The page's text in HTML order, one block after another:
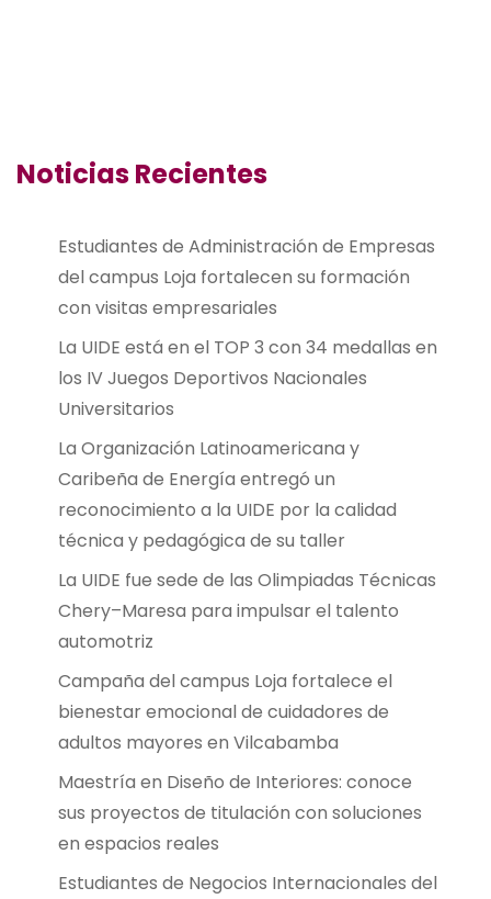
Noticias Recientes
Estudiantes de Administración de Empresas
del campus Loja fortalecen su formación
con visitas empresariales
La UIDE está en el TOP 3 con 34 medallas en
los IV Juegos Deportivos Nacionales
Universitarios
La Organización Latinoamericana y
Caribeña de Energía entregó un
reconocimiento a la UIDE por la calidad
técnica y pedagógica de su taller
La UIDE fue sede de las Olimpiadas Técnicas
Chery–Maresa para impulsar el talento
automotriz
Campaña del campus Loja fortalece el
bienestar emocional de cuidadores de
adultos mayores en Vilcabamba
Maestría en Diseño de Interiores: conoce
sus proyectos de titulación con soluciones
en espacios reales
Estudiantes de Negocios Internacionales del